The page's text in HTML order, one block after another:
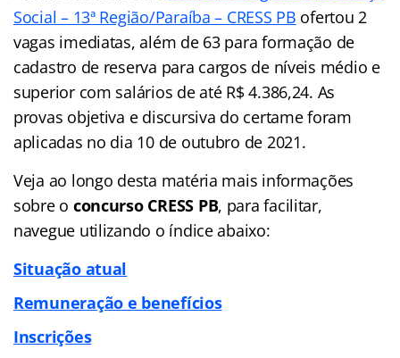
Social – 13ª Região/Paraíba – CRESS PB ofertou 2
vagas imediatas, além de 63 para formação de
cadastro de reserva para cargos de níveis médio e
superior com salários de até R$ 4.386,24. As
provas objetiva e discursiva do certame foram
aplicadas no dia 10 de outubro de 2021.
Veja ao longo desta matéria mais informações
sobre o concurso CRESS PB, para facilitar,
navegue utilizando o índice abaixo:
Situação atual
Remuneração e benefícios
Inscrições